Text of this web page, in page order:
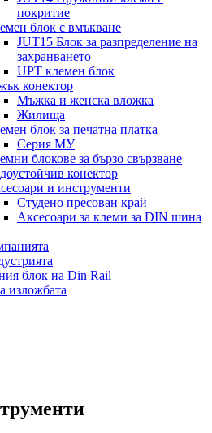
покритие
блок с вмъкване
JUT15 Блок за разпределение на
захранването
UPT клемен блок
конектор
Мъжка и женска вложка
Жилища
блок за печатна платка
Серия МУ
блокове за бързо свързване
конектор
и инструменти
Студено пресован край
Аксесоари за клеми за DIN шина
блок на Din Rail
изложбата